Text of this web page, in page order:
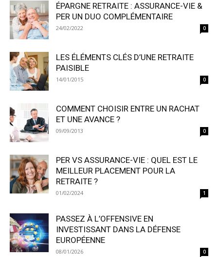
ÉPARGNE RETRAITE : ASSURANCE-VIE &
PER UN DUO COMPLÉMENTAIRE
24/02/2022 0
LES ÉLÉMENTS CLÉS D’UNE RETRAITE
PAISIBLE
14/01/2015 0
COMMENT CHOISIR ENTRE UN RACHAT
ET UNE AVANCE ?
09/09/2013 0
PER VS ASSURANCE-VIE : QUEL EST LE
MEILLEUR PLACEMENT POUR LA
RETRAITE ?
01/02/2024 1
PASSEZ À L’OFFENSIVE EN
INVESTISSANT DANS LA DÉFENSE
EUROPÉENNE
08/01/2026 0